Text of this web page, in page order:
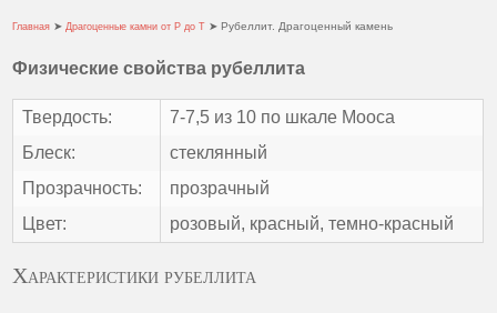
Главная ➤ Драгоценные камни от Р до Т ➤ Рубеллит. Драгоценный камень
Физические свойства рубеллита
Твердость:
7-7,5 из 10 по шкале Мооса
Блеск:
стеклянный
Прозрачность:
прозрачный
Цвет:
розовый, красный, темно-красный
Характеристики рубеллита